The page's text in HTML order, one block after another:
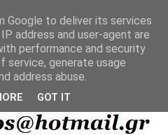
Google to deliver its services
address and user-agent are
performance and security
service, generate usage
address abuse.
GOT IT